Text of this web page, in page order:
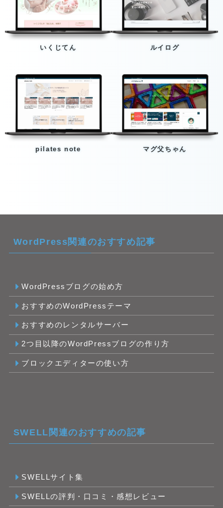
いくじてん ルイログ
pilates note マグ父ちゃん
WordPress関連のおすすめ記事
WordPressブログの始め方
おすすめのWordPressテーマ
おすすめのレンタルサーバー
2つ目以降のWordPressブログの作り方
ブロックエディターの使い方
SWELL関連のおすすめの記事
SWELLサイト集
SWELLの評判・口コミ・感想レビュー